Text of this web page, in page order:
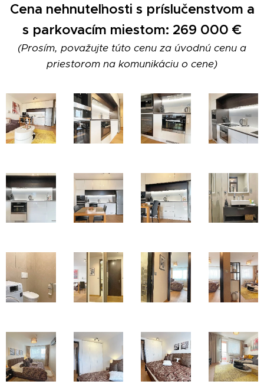
Cena nehnuteľnosti s príslučenstvom a
s parkovacím miestom: 269 000 €
(Prosím, považujte túto cenu za úvodnú cenu a
priestorom na komunikáciu o cene)